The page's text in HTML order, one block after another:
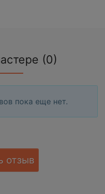
(0)
пока еще нет.
отзыв